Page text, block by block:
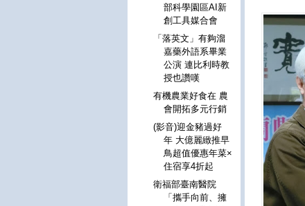
部科學園區AI新
創工具媒合會
「落英文」有夠溜
嘉藥外語系畢業
公演 連比利時教
授也讚嘆
有機農業好食在 農
會開拓多元行銷
(影音)迎金豬過好
年 大億麗緻推早
鳥超值優惠年菜×
住宿享4折起
衛福部臺南醫院
「攜手向前、擁